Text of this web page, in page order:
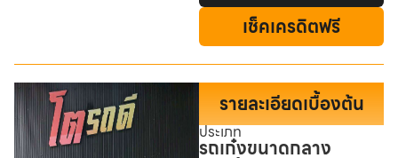
เช็คเครดิตฟรี
รายละเอียดเบื้องต้น
ประเภท
รถเก๋งขนาดกลาง